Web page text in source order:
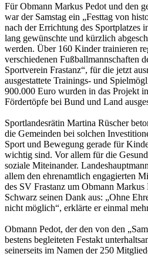
Für Obmann Markus Pedot und den
war der Samstag ein „Festtag von
nach der Errichtung des Sportplatzes
lang gewünschte und kürzlich
werden. Über 160 Kinder trainieren
verschiedenen Fußballmannschaften
Sportverein Frastanz“, für die jetzt
ausgestattete Trainings- und
900.000 Euro wurden in das Projekt
Fördertöpfe bei Bund und Land
Sportlandesrätin Martina Rüscher
die Gemeinden bei solchen
Sport und Bewegung gerade für
wichtig sind. Vor allem für die
soziale Miteinander.
allem den ehrenamtlich engagierten
des SV Frastanz um Obmann
Schwarz seinen Dank aus: „Ohne
nicht möglich“, erklärte er einmal
Obmann Pedot, der den von den
bestens begleiteten Festakt
seinerseits im Namen der 250